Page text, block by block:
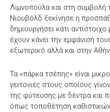
Λιμνοπούλα και στη συμβολή
Νιουβόλδ ξεκίνησε η
δημιουργήσει κάτι
έχουν κάνει την εμφάνισή
εξωτερικό αλλά και στην
Τα «πάρκα τσέπης» είναι
γειτονιές στους οποίους
της φύτευσης με δέντρα και
όπως τοποθέτηση